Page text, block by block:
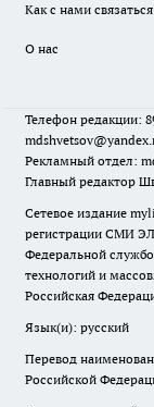
Как с нами связаться
О нас
Телефон редакции:
Рекламный отдел:
Главный редактор
Сетевое издание
регистрации СМИ ЭЛ
Федеральной
технологий и
Российская
Язык(и): русский
Перевод
Российской